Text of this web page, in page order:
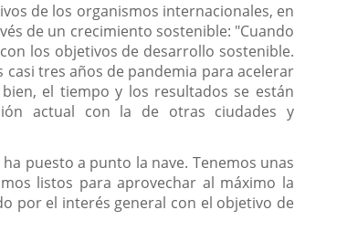
de los organismos internacionales, en
de un crecimiento sostenible: "Cuando
los objetivos de desarrollo sostenible.
tres años de pandemia para acelerar
el tiempo y los resultados se están
actual con la de otras ciudades y
puesto a punto la nave. Tenemos unas
listos para aprovechar al máximo la
por el interés general con el objetivo de